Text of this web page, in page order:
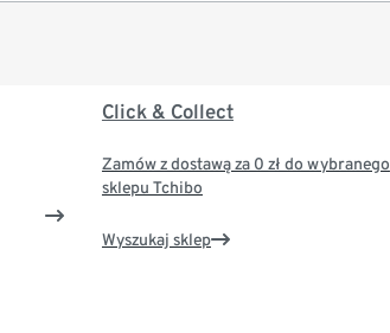
Click & Collect
Zamów z dostawą za 0 zł do wybranego
sklepu Tchibo
Wyszukaj sklep